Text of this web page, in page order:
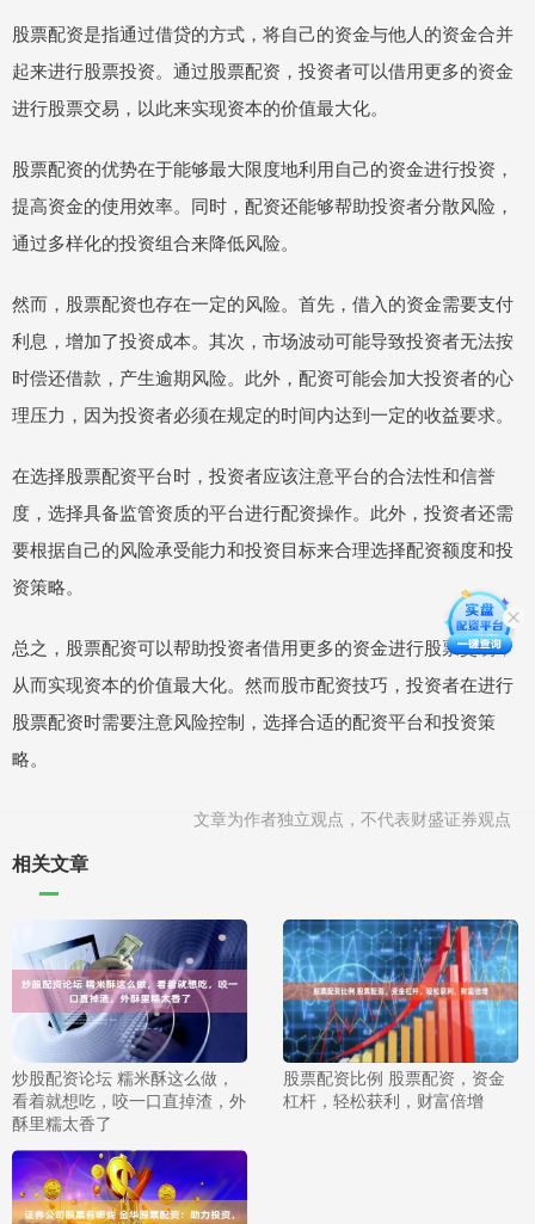
股票配资是指通过借贷的方式，将自己的资金与他人的资金合并
起来进行股票投资。通过股票配资，投资者可以借用更多的资金
进行股票交易，以此来实现资本的价值最大化。
股票配资的优势在于能够最大限度地利用自己的资金进行投资，
提高资金的使用效率。同时，配资还能够帮助投资者分散风险，
通过多样化的投资组合来降低风险。
然而，股票配资也存在一定的风险。首先，借入的资金需要支付
利息，增加了投资成本。其次，市场波动可能导致投资者无法按
时偿还借款，产生逾期风险。此外，配资可能会加大投资者的心
理压力，因为投资者必须在规定的时间内达到一定的收益要求。
在选择股票配资平台时，投资者应该注意平台的合法性和信誉
度，选择具备监管资质的平台进行配资操作。此外，投资者还需
要根据自己的风险承受能力和投资目标来合理选择配资额度和投
资策略。
总之，股票配资可以帮助投资者借用更多的资金进行股票交易，
从而实现资本的价值最大化。然而股市配资技巧，投资者在进行
股票配资时需要注意风险控制，选择合适的配资平台和投资策
略。
文章为作者独立观点，不代表财盛证券观点
相关文章
炒股配资论坛 糯米酥这么做，
看着就想吃，咬一口直掉渣，外
酥里糯太香了
股票配资比例 股票配资，资金
杠杆，轻松获利，财富倍增